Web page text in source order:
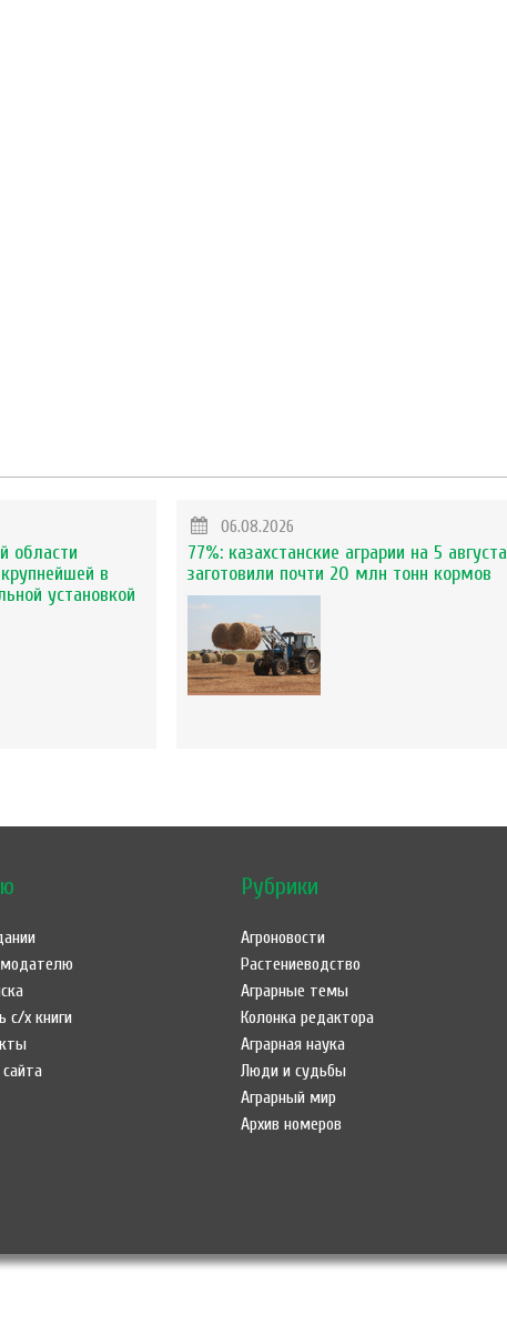
области
в
установкой
06.08.2026
77%: казахстанские аграрии на 5 августа
заготовили почти 20 млн тонн кормов
с/х книги
Рубрики
Агроновости
Растениеводство
Аграрные темы
Колонка редактора
Аграрная наука
Люди и судьбы
Аграрный мир
Архив номеров